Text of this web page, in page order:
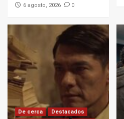
6 agosto, 2026 0
De cerca
Destacados